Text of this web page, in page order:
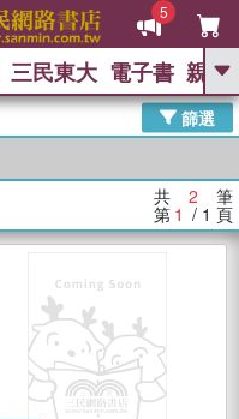
5
GO
三民東大 電子書 親子
篩選
共 2 筆
第 1 / 1 頁